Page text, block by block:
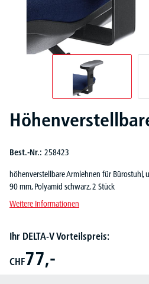
Best.-Nr.: 258423
höhenverstellbare Armlehnen für Bürostuhl,
90 mm, Polyamid schwarz, 2 Stück
Weitere Informationen
Ihr DELTA-V Vorteilspreis:
CHF77,-